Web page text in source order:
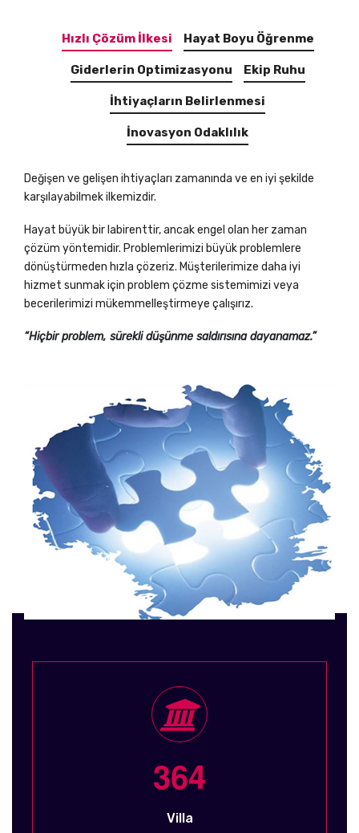
Hızlı Çözüm İlkesi Hayat Boyu Öğrenme
Giderlerin Optimizasyonu Ekip Ruhu
İhtiyaçların Belirlenmesi
İnovasyon Odaklılık
Değişen ve gelişen ihtiyaçları zamanında ve en iyi şekilde
karşılayabilmek ilkemizdir.
Hayat büyük bir labirenttir, ancak engel olan her zaman
çözüm yöntemidir. Problemlerimizi büyük problemlere
dönüştürmeden hızla çözeriz. Müşterilerimize daha iyi
hizmet sunmak için problem çözme sistemimizi veya
becerilerimizi mükemmelleştirmeye çalışırız.
“Hiçbir problem, sürekli düşünme saldırısına dayanamaz.”
364
Villa